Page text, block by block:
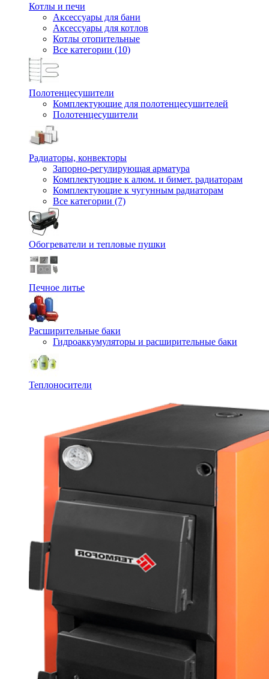
Котлы и печи
Аксессуары для бани
Аксессуары для котлов
Котлы отопительные
Все категории (10)
Полотенцесушители
Комплектующие для полотенцесушителей
Полотенцесушители
Радиаторы, конвекторы
Запорно-регулирующая арматура
Комплектующие к алюм. и бимет. радиаторам
Комплектующие к чугунным радиаторам
Все категории (7)
Обогреватели и тепловые пушки
Печное литье
Расширительные баки
Гидроаккумуляторы и расширительные баки
Теплоносители